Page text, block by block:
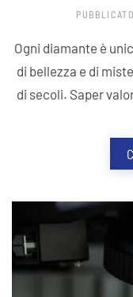
Ogni diamante è
di bellezza e di
di secoli. Saper